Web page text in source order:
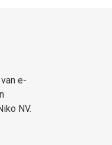
e-
NV.